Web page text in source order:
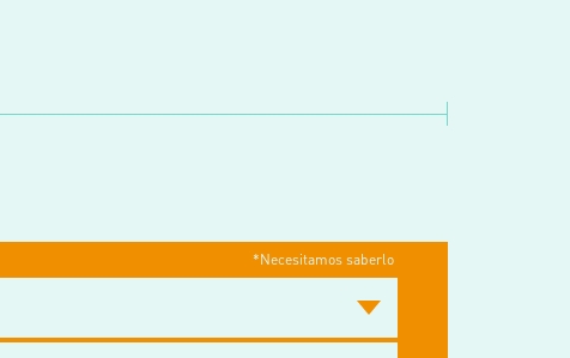
*Necesitamos saberlo